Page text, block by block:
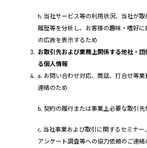
h. 当社サービス等の利用状況、当社が
履歴等を分析し、お客様の趣味・嗜好
の広告を表示するため
お取引先および業務上関係する他社・
る個人情報
a. お問い合わせ対応、商談、打合せ等
連絡のため
b. 契約の履行または事業上必要な取引
c. 当社事業および取引に関するセミナー
アンケート調査等への協力依頼のご連絡